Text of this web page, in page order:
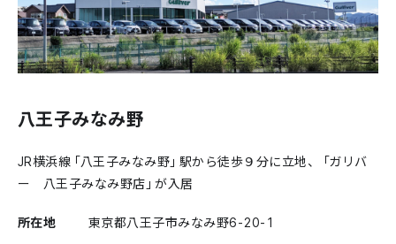
八王子みなみ野
JR横浜線「八王子みなみ野」駅から徒歩９分に立地、「ガリバ
ー 八王子みなみ野店」が入居
所在地
東京都八王子市みなみ野6-20-1